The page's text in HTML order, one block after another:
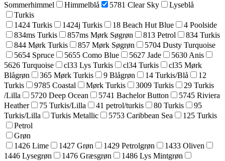
Sommerhimmel
Himmelblå 5781 Clear Sky
Lyseblå
Turkis
1424 Turkis
1424j Turkis 18 Beach Hut Blue
4 Poolside
834ms Turkis
857ms Mørk Søgrøn 813 Petrol
834 Turkis
844 Mørk Turkis
857 Mørk Søgrøn
5704 Dusty Turquoise
5654 Spruce
5655 Como Blue 5627 Jade
5630 Anis
5626 Turquoise
cl33 Lys Turkis cl34 Turkis
cl35 Mørk
Blågrøn
365 Mørk Turkis 9 Blågrøn 14 Turkis/Blå
12
Turkis
9785 Coastal Mørk Turkis 3009 Turkis
29 Turkis
/Lilla
5720 Deep Ocean 5741 Bachelor Button
5745 Riviera
Heather
75 Turkis/Lilla 41 petrol/turkis 80 Turkis
95
Turkis/Lilla
Turkis Metallic 5753 Caribbean Sea
125 Turkis
Petrol
Grøn
1426 Lime
1427 Grøn 1429 Petrolgrøn
1433 Oliven
1446 Lysegrøn
1476 Græsgrøn
1486 Lys Mintgrøn